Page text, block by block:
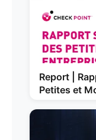
Report |
Petites et